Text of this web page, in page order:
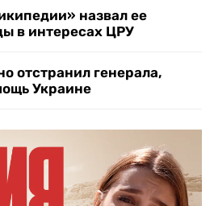
назвал ее
в интересах ЦРУ
отстранил генерала,
Украине